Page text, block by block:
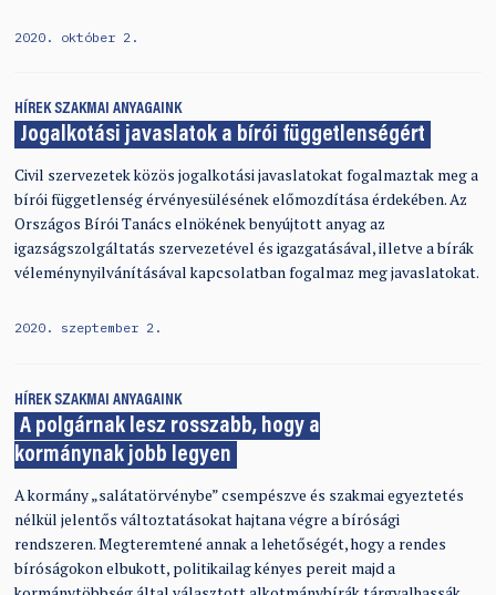
2020. október 2.
HÍREK SZAKMAI ANYAGAINK
Jogalkotási javaslatok a bírói függetlenségért
Civil szervezetek közös jogalkotási javaslatokat fogalmaztak meg a
bírói függetlenség érvényesülésének előmozdítása érdekében. Az
Országos Bírói Tanács elnökének benyújtott anyag az
igazságszolgáltatás szervezetével és igazgatásával, illetve a bírák
véleménynyilvánításával kapcsolatban fogalmaz meg javaslatokat.
2020. szeptember 2.
HÍREK SZAKMAI ANYAGAINK
A polgárnak lesz rosszabb, hogy a
kormánynak jobb legyen
A kormány „salátatörvénybe” csempészve és szakmai egyeztetés
nélkül jelentős változtatásokat hajtana végre a bírósági
rendszeren. Megteremtené annak a lehetőségét, hogy a rendes
bíróságokon elbukott, politikailag kényes pereit majd a